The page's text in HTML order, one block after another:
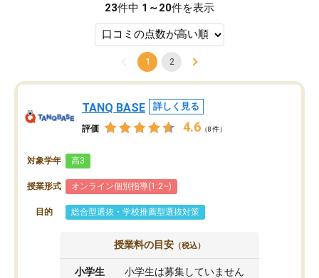
23件中 1～20件を表示
1 2
TANQ BASE 詳しく見る
評価 4.6 （8件）
対象学年 高3
授業形式 オンライン個別指導(1:2~)
目的 総合型選抜・学校推薦型選抜対策
授業料の目安 （税込）
小学生 小学生は募集していません